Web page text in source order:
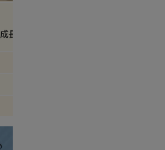
成長に合わせて段数変更可能